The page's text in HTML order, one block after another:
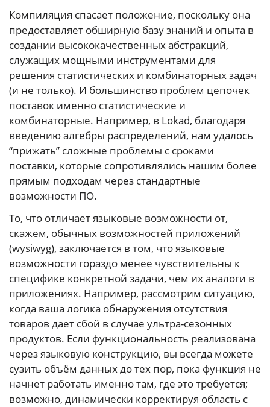
Компиляция спасает положение, поскольку она
предоставляет обширную базу знаний и опыта в
создании высококачественных абстракций,
служащих мощными инструментами для
решения статистических и комбинаторных задач
(и не только). И большинство проблем цепочек
поставок именно статистические и
комбинаторные. Например, в Lokad, благодаря
введению алгебры распределений, нам удалось
“прижать” сложные проблемы с сроками
поставки, которые сопротивлялись нашим более
прямым подходам через стандартные
возможности ПО.
То, что отличает языковые возможности от,
скажем, обычных возможностей приложений
(wysiwyg), заключается в том, что языковые
возможности гораздо менее чувствительны к
специфике конкретной задачи, чем их аналоги в
приложениях. Например, рассмотрим ситуацию,
когда ваша логика обнаружения отсутствия
товаров дает сбой в случае ультра-сезонных
продуктов. Если функциональность реализована
через языковую конструкцию, вы всегда можете
сузить объём данных до тех пор, пока функция не
начнет работать именно там, где это требуется;
возможно, динамически корректируя область с